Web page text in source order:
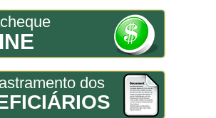
dos